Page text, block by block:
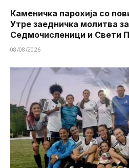
Каменичка парохија со
Утре заедничка молитва
Седмочисленици и Свети
08/08/2026